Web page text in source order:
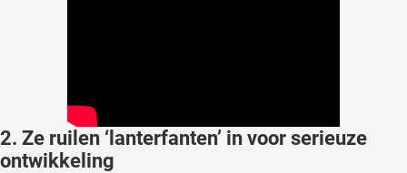
2. Ze ruilen ‘lanterfanten’ in voor serieuze
ontwikkeling